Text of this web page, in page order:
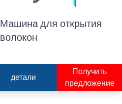
Машина для открытия
волокон
детали
Получить
предложение